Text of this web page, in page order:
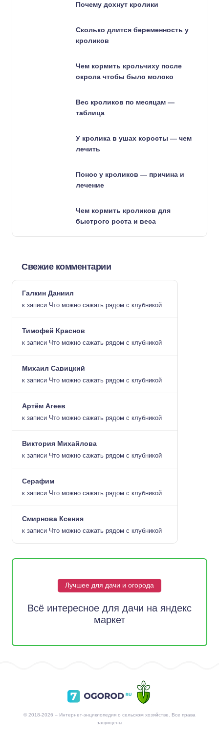
Почему дохнут кролики
Сколько длится беременность у
кроликов
Чем кормить крольчиху после
окрола чтобы было молоко
Вес кроликов по месяцам —
таблица
У кролика в ушах коросты — чем
лечить
Понос у кроликов — причина и
лечение
Чем кормить кроликов для
быстрого роста и веса
Свежие комментарии
Галкин Даниил
к записи Что можно сажать рядом с клубникой
Тимофей Краснов
к записи Что можно сажать рядом с клубникой
Михаил Савицкий
к записи Что можно сажать рядом с клубникой
Артём Агеев
к записи Что можно сажать рядом с клубникой
Виктория Михайлова
к записи Что можно сажать рядом с клубникой
Серафим
к записи Что можно сажать рядом с клубникой
Смирнова Ксения
к записи Что можно сажать рядом с клубникой
Лучшее для дачи и огорода
Всё интересное для дачи на яндекс
маркет
© 2018-2026 – Интернет-энциклопедия о сельском хозяйстве. Все права
защищены